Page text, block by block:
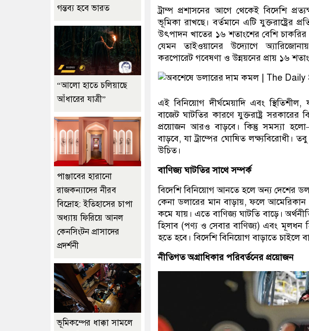
ট্রাম্প প্রশাসনের আগে থেকেই বিদেশি
ভূমিকা রাখছে। বর্তমানে এটি
উৎপাদন খাতের ১৬ শতাংশের বেশি
যেমন তাইওয়ানের উদ্যোগে অ্যারিজোনায়
করপোরেট গবেষণা ও উন্নয়নের প্রায় ১৬
এই বিনিয়োগ দীর্ঘমেয়াদি এবং স্থিতিশীল,
বাজেট ঘাটতির কারণে যুক্তরাষ্ট্র সরকারের
প্রয়োজন আরও বাড়বে। কিন্তু সমস্যা
বাড়বে, যা ট্রাম্পের ঘোষিত লক্ষ্যবিরোধী। তবু
উচিত।
বাণিজ্য ঘাটতির সাথে সম্পর্ক
বিদেশি বিনিয়োগ আনতে হলে অন্য দেশের
কেনা ডলারের মান বাড়ায়, ফলে আমেরিকান
কমে যায়। এতে বাণিজ্য ঘাটতি বাড়ে।
হিসাব (পণ্য ও সেবার বাণিজ্য) এবং মূলধন
হতে হবে। বিদেশি বিনিয়োগ বাড়াতে চাইলে
নীতিগত অগ্রাধিকার পরিবর্তনের প্রয়োজন
গন্তব্য হবে ভারত
“আলো হাতে চলিয়াছে
আঁধারের যাত্রী”
পাঞ্জাবের হারানো
রাজকন্যাদের নীরব
বিদ্রোহ: ইতিহাসের চাপা
অধ্যায় ফিরিয়ে আনল
কেনসিংটন প্রাসাদের
প্রদর্শনী
ভূমিকম্পের ধাক্কা সামলে